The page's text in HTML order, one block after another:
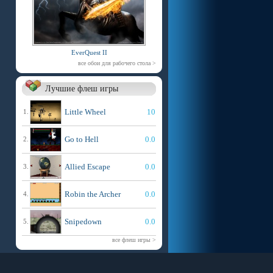
EverQuest II
все обои для рабочего стола >
Лучшие флеш игры
1. Little Wheel 10
2. Go to Hell 0.0
3. Allied Escape 0.0
4. Robin the Archer 0.0
5. Snipedown 0.0
все флеш игры >